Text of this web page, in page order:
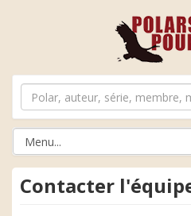
Contacter